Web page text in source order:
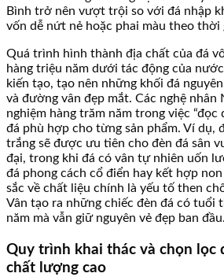
Bình trở nên vượt trội so với đá nhập
vốn dễ nứt nẻ hoặc phai màu theo thời
Quá trình hình thành địa chất của đá
hàng triệu năm dưới tác động của
kiến tạo, tạo nên những khối đá
và đường vân đẹp mắt. Các nghệ nhân
nghiệm hàng trăm năm trong việc “đọc
đá phù hợp cho từng sản phẩm. Ví dụ,
trắng sẽ được ưu tiên cho đèn đá sân
đại, trong khi đá có vân tự nhiên uốn
đá phong cách cổ điển hay kết hợp
sắc về chất liệu chính là yếu tố then
Vân tạo ra những chiếc đèn đá có tuổi
năm mà vẫn giữ nguyên vẻ đẹp ban đầu.
Quy trình khai thác và chọn lọc
chất lượng cao